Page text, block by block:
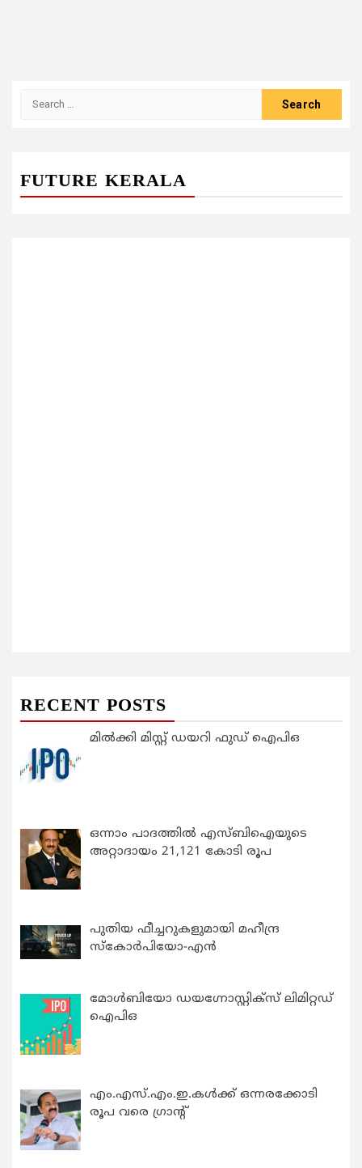
FUTURE KERALA
RECENT POSTS
മിൽക്കി മിസ്റ്റ് ഡയറി ഫുഡ് ഐപിഒ
ഒന്നാം പാദത്തിൽ എസ്ബിഐയുടെ
അറ്റാദായം 21,121 കോടി രൂപ
പുതിയ ഫീച്ചറുകളുമായി മഹീന്ദ്ര
സ്കോർപിയോ-എൻ
മോൾബിയോ ഡയഗ്നോസ്റ്റിക്സ് ലിമിറ്റഡ്
ഐപിഒ
എം.എസ്.എം.ഇ.കൾക്ക് ഒന്നരക്കോടി
രൂപ വരെ ഗ്രാന്റ്